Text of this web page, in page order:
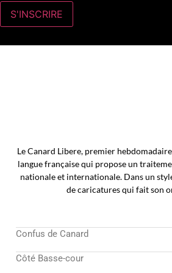
Le Canard Libere, premier
langue française qui propose un
nationale et internationale. Dans un
de caricatures qui fait son
Confus de Canard
Côté Basse-cour